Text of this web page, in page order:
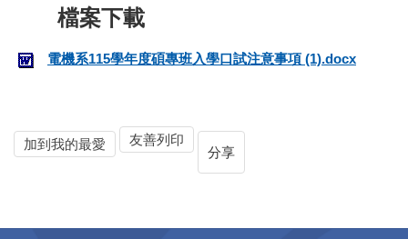
電機系115學年度碩專班入學口試注意事項 (1).docx
加到我的最愛
友善列印
分享